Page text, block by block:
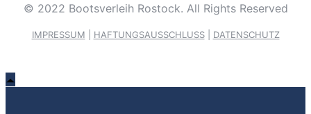
© 2022 Bootsverleih Rostock. All Rights Reserved
IMPRESSUM HAFTUNGSAUSSCHLUSS| DATENSCHUTZ